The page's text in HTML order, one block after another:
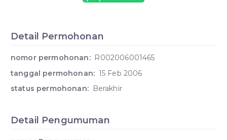
Detail Permohonan
nomor permohonan: R002006001465
tanggal permohonan: 15 Feb 2006
status permohonan: Berakhir
Detail Pengumuman